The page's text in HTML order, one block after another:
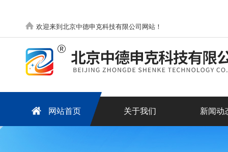
欢迎来到北京中德申克科技有限公司网站！
网站首页 关于我们 新闻动